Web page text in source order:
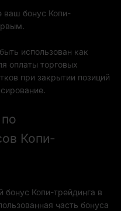
ваш бонус Копи-
использован как
оплаты торговых
при закрытии позиций
Копи-
бонус Копи-трейдинга в
часть бонуса